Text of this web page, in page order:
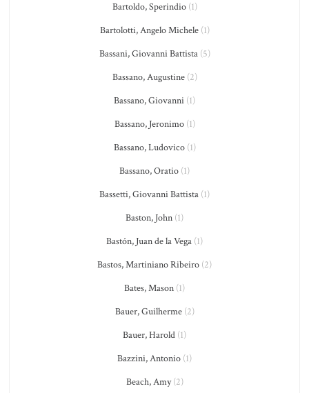
Bartoldo, Sperindio(1)
Bartolotti, Angelo Michele(1)
Bassani, Giovanni Battista(5)
Bassano, Augustine(2)
Bassano, Giovanni (1)
Bassano, Jeronimo(1)
Bassano, Ludovico(1)
Bassano, Oratio (1)
Bassetti, Giovanni Battista (1)
Baston, John (1)
Bastón, Juan de la Vega (1)
Bastos, Martiniano Ribeiro (2)
Bates, Mason (1)
Bauer, Guilherme(2)
Bauer, Harold (1)
Bazzini, Antonio (1)
Beach, Amy(2)